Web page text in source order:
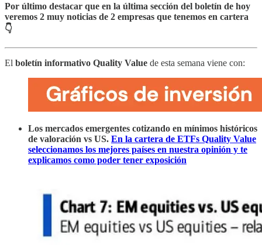
Por último destacar que en la última sección del boletín de hoy
veremos 2 muy noticias de 2 empresas que tenemos en cartera
👇
El boletín informativo Quality Value de esta semana viene con:
Los mercados emergentes cotizando en mínimos históricos
de valoración vs US. En la cartera de ETFs Quality Value
seleccionamos los mejores países en nuestra opinión y te
explicamos como poder tener exposición